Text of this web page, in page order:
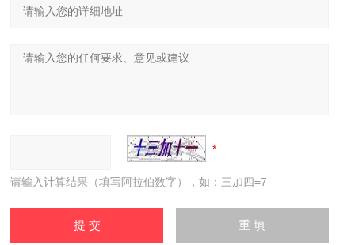
请输入计算结果（填写阿拉伯数字），如：三加四=7